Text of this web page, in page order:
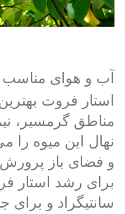
آب و هوای مناسب
استار فروت
مناطق گرمسیر،
نهال این میوه را
و فضای باز پرورش